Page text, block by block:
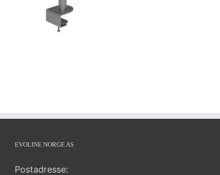
EVOLINE NORGE AS
Postadresse: